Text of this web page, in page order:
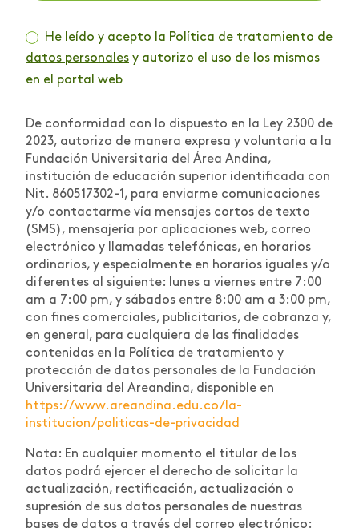
He leído y acepto la Política de tratamiento de
datos personales y autorizo el uso de los mismos
en el portal web
De conformidad con lo dispuesto en la Ley 2300 de
2023, autorizo de manera expresa y voluntaria a la
Fundación Universitaria del Área Andina,
institución de educación superior identificada con
Nit. 860517302-1, para enviarme comunicaciones
y/o contactarme vía mensajes cortos de texto
(SMS), mensajería por aplicaciones web, correo
electrónico y llamadas telefónicas, en horarios
ordinarios, y especialmente en horarios iguales y/o
diferentes al siguiente: lunes a viernes entre 7:00
am a 7:00 pm, y sábados entre 8:00 am a 3:00 pm,
con fines comerciales, publicitarios, de cobranza y,
en general, para cualquiera de las finalidades
contenidas en la Política de tratamiento y
protección de datos personales de la Fundación
Universitaria del Areandina, disponible en
https://www.areandina.edu.co/la-
institucion/politicas-de-privacidad
Nota: En cualquier momento el titular de los
datos podrá ejercer el derecho de solicitar la
actualización, rectificación, actualización o
supresión de sus datos personales de nuestras
bases de datos a través del correo electrónico: